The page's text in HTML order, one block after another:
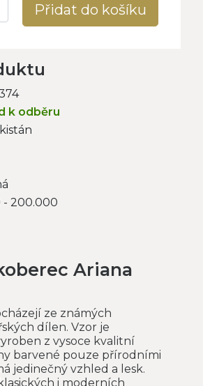
Přidat do košíku
k odběru
- 200.000
Ariana
ze známých
dílen. Vzor je
z vysoce kvalitní
barvené pouze přírodními
jedinečný vzhled a lesk.
i moderních